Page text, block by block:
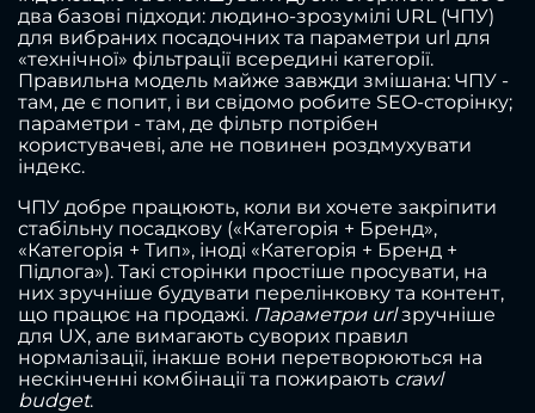
два базові підходи: людино-зрозумілі URL (ЧПУ)
для вибраних посадочних та параметри url для
«технічної» фільтрації всередині категорії.
Правильна модель майже завжди змішана: ЧПУ -
там, де є попит, і ви свідомо робите SEO-сторінку;
параметри - там, де фільтр потрібен
користувачеві, але не повинен роздмухувати
індекс.
ЧПУ добре працюють, коли ви хочете закріпити
стабільну посадкову («Категорія + Бренд»,
«Категорія + Тип», іноді «Категорія + Бренд +
Підлога»). Такі сторінки простіше просувати, на
них зручніше будувати перелінковку та контент,
що працює на продажі. Параметри urlзручніше
для UX, але вимагають суворих правил
нормалізації, інакше вони перетворюються на
нескінченні комбінації та пожирають crawl
budget.